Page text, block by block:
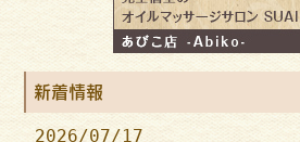
新着情報
2026/07/17